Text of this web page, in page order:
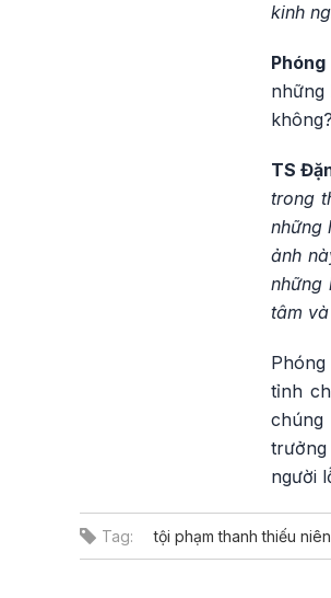
kinh
những
không?
TS
trong
những
ảnh
những
tâm
tỉnh
người
Tag: tội phạm thanh thiếu niên